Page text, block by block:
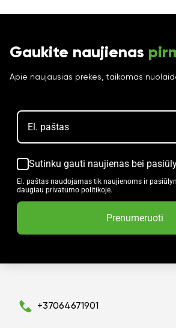
Gaukite naujienas
Apie naujausias prekes, taikomas
Sutinku gauti naujienas bei
El. paštas naudojamas tik naujienoms ir
daugiau privatumo politikoje.
Prenumeruoti
+37064671901